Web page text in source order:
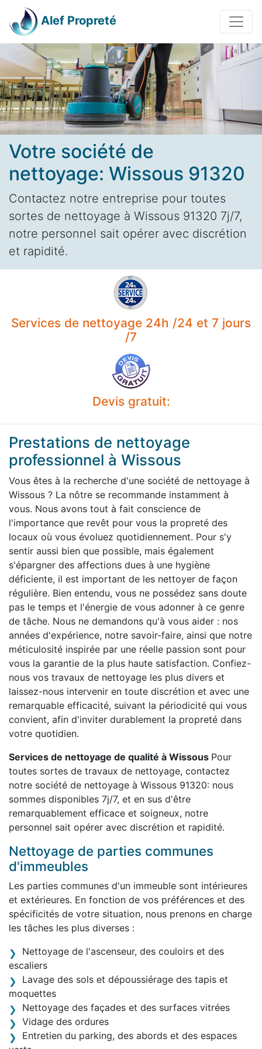
Alef Propreté
Votre société de
nettoyage: Wissous 91320
Contactez notre entreprise pour toutes
sortes de nettoyage à Wissous 91320 7j/7,
notre personnel sait opérer avec discrétion
et rapidité.
Services de nettoyage 24h /24 et 7 jours
/7
Devis gratuit:
Prestations de nettoyage
professionnel à Wissous
Vous êtes à la recherche d'une société de nettoyage à
Wissous ? La nôtre se recommande instamment à
vous. Nous avons tout à fait conscience de
l'importance que revêt pour vous la propreté des
locaux où vous évoluez quotidiennement. Pour s'y
sentir aussi bien que possible, mais également
s'épargner des affections dues à une hygiène
déficiente, il est important de les nettoyer de façon
régulière. Bien entendu, vous ne possédez sans doute
pas le temps et l'énergie de vous adonner à ce genre
de tâche. Nous ne demandons qu'à vous aider : nos
années d'expérience, notre savoir-faire, ainsi que notre
méticulosité inspirée par une réelle passion sont pour
vous la garantie de la plus haute satisfaction. Confiez-
nous vos travaux de nettoyage les plus divers et
laissez-nous intervenir en toute discrétion et avec une
remarquable efficacité, suivant la périodicité qui vous
convient, afin d'inviter durablement la propreté dans
votre quotidien.
Services de nettoyage de qualité à Wissous Pour
toutes sortes de travaux de nettoyage, contactez
notre société de nettoyage à Wissous 91320: nous
sommes disponibles 7j/7, et en sus d'être
remarquablement efficace et soigneux, notre
personnel sait opérer avec discrétion et rapidité.
Nettoyage de parties communes
d'immeubles
Les parties communes d'un immeuble sont intérieures
et extérieures. En fonction de vos préférences et des
spécificités de votre situation, nous prenons en charge
les tâches les plus diverses :
Nettoyage de l'ascenseur, des couloirs et des
escaliers
Lavage des sols et dépoussiérage des tapis et
moquettes
Nettoyage des façades et des surfaces vitrées
Vidage des ordures
Entretien du parking, des abords et des espaces